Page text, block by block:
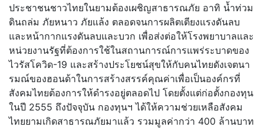
ประชาชนชาวไทยในยามต้องเผชิญสาธารณภัย อาทิ น้ำท่วม
ดินถล่ม ภัยหนาว ภัยแล้ง ตลอดจนการผลิตเตียงแรงดันลบ
และหน้ากากแรงดันลบและบวก เพื่อส่งต่อให้โรงพยาบาลและ
หน่วยงานรัฐที่ต้องการใช้ในสถานการณ์การแพร่ระบาดของ
ไวรัสโควิด-19 และสร้างประโยชน์สุขให้กับคนไทยดังเจตนา
รมณ์ของฮอนด้าในการสร้างสรรค์คุณค่าเพื่อเป็นองค์กรที่
สังคมไทยต้องการให้ดำรงอยู่ตลอดไป โดยตั้งแต่ก่อตั้งกองทุน
ในปี 2555 ถึงปัจจุบัน กองทุนฯ ได้ให้ความช่วยเหลือสังคม
ไทยยามเกิดสาธารณภัยมาแล้ว รวมมูลค่ากว่า 400 ล้านบาท